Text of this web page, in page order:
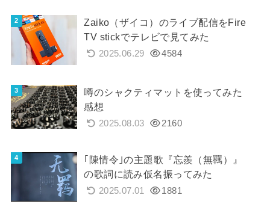
Zaiko（ザイコ）のライブ配信をFire
TV stickでテレビで見てみた
2025.06.29 4584
噂のシャクティマットを使ってみた
感想
2025.08.03 2160
｢陳情令｣の主題歌『忘羨（無羈）』
の歌詞に読み仮名振ってみた
2025.07.01 1881